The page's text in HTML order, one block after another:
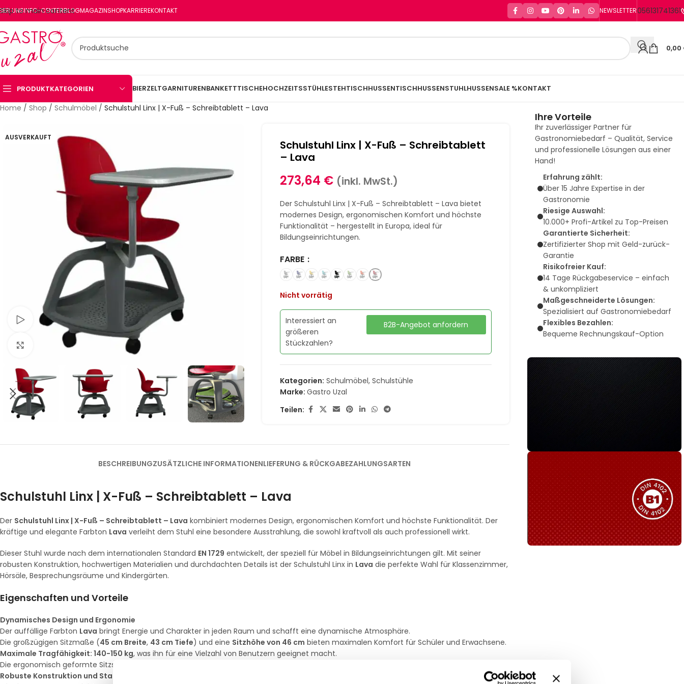
Skip to main content
UNSINFO-CENTERBLOGMAGAZINSHOPKARRIEREKONTAKT NEWSLETTER056131741361
0,00
PRODUKTKATEGORIEN BIERZELTGARNITURENBANKETTTISCHEHOCHZEITSSTÜHLESTEHTISCHHUSSENTISCHHUSSENSTUHLHUSSENSALE %KONTAKT
Home / Shop / Schulmöbel / Schulstuhl Linx | X-Fuß – Schreibtablett – Lava
AUSVERKAUFT
Schau Video
Klick zum Vergrößern
Schulstuhl Linx | X-Fuß – Schreibtablett
– Lava
273,64 € (inkl. MwSt.)
Der Schulstuhl Linx | X-Fuß – Schreibtablett – Lava bietet
modernes Design, ergonomischen Komfort und höchste
Funktionalität – hergestellt in Europa, ideal für
Bildungseinrichtungen.
FARBE
Nicht vorrätig
Interessiert an
größeren
Stückzahlen?
B2B-Angebot anfordern
Kategorien: Schulmöbel, Schulstühle
Marke:Gastro Uzal
Teilen:
BESCHREIBUNGZUSÄTZLICHE INFORMATIONENLIEFERUNG & RÜCKGABEZAHLUNGSARTEN
Schulstuhl Linx | X-Fuß – Schreibtablett – Lava
Der Schulstuhl Linx | X-Fuß – Schreibtablett – Lava kombiniert modernes Design, ergonomischen Komfort und höchste Funktionalität. Der
kräftige und elegante Farbton Lava verleiht dem Stuhl eine besondere Ausstrahlung, die sowohl kraftvoll als auch professionell wirkt.
Dieser Stuhl wurde nach dem internationalen Standard EN 1729 entwickelt, der speziell für Möbel in Bildungseinrichtungen gilt. Mit seiner
robusten Konstruktion, hochwertigen Materialien und durchdachten Details ist der Schulstuhl Linx in Lava die perfekte Wahl für Klassenzimmer,
Hörsäle, Besprechungsräume und Kindergärten.
Eigenschaften und Vorteile
Dynamisches Design und Ergonomie
Der auffällige Farbton Lava bringt Energie und Charakter in jeden Raum und schafft eine dynamische Atmosphäre.
Die großzügigen Sitzmaße (45 cm Breite, 43 cm Tiefe) und eine Sitzhöhe von 46 cm bieten maximalen Komfort für Schüler und Erwachsene.
Maximale Tragfähigkeit: 140-150 kg, was ihn für eine Vielzahl von Benutzern geeignet macht.
Die ergonomisch geformte Sitzschale mit integrierten Armlehnen unterstützt eine gesunde Sitzhaltung, auch bei längeren Sitzzeiten.
Robuste Konstruktion und Stabilität
Ihre Vorteile
Ihr zuverlässiger Partner für
Gastronomiebedarf – Qualität, Service
und professionelle Lösungen aus einer
Hand!
Erfahrung zählt:
Über 15 Jahre Expertise in der
Gastronomie
Riesige Auswahl:
10.000+ Profi-Artikel zu Top-Preisen
Garantierte Sicherheit:
Zertifizierter Shop mit Geld-zurück-
Garantie
Risikofreier Kauf:
14 Tage Rückgabeservice – einfach
& unkompliziert
Maßgeschneiderte Lösungen:
Spezialisiert auf Gastronomiebedarf
Flexibles Bezahlen:
Bequeme Rechnungskauf-Option
Sie haben nicht das passende
Produkt gefunden?
Wir helfen Ihnen gerne weiter!